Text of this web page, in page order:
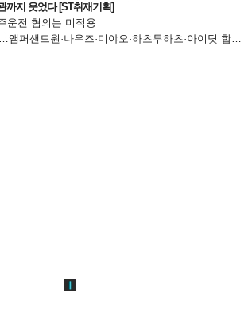
트 크 트 축
까지 웃었다 [ST취재기획]
운전 혐의는 미적용
퍼샌드원·나우즈·미야오·하츠투하츠·아이딧 합…